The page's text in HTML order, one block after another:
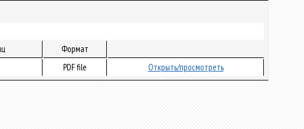
Формат
PDF file Открыть/просмотреть